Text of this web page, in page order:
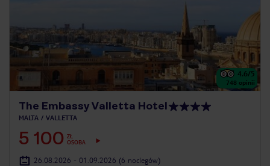
4.6/5
748 opinii
The Embassy Valletta Hotel
MALTA VALLETTA
5 100 ZŁ
OSOBA
26.08.2026 - 01.09.2026 (6 noclegów)